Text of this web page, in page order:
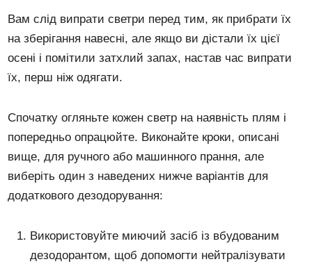
Вам слід випрати светри перед тим, як прибрати їх
на зберігання навесні, але якщо ви дістали їх цієї
осені і помітили затхлий запах, настав час випрати
їх, перш ніж одягати.
Спочатку огляньте кожен светр на наявність плям і
попередньо опрацюйте. Виконайте кроки, описані
вище, для ручного або машинного прання, але
виберіть один з наведених нижче варіантів для
додаткового дезодорування:
Використовуйте миючий засіб із вбудованим
дезодорантом, щоб допомогти нейтралізувати